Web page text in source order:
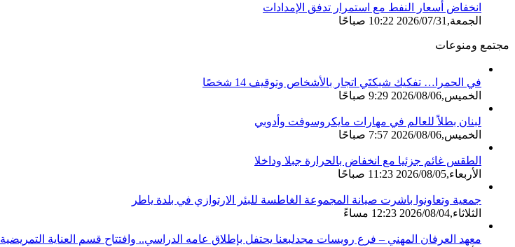
انخفاض أسعار النفط مع استمرار تدفق الإمدادات
الجمعة,2026/07/31 10:22 صباحًا
مجتمع ومنوعات
في الحمرا… تفكيك شبكتَي اتجار بالأشخاص وتوقيف 14 شخصًا
الخميس,2026/08/06 9:29 صباحًا
لبنان بطلاً للعالم في مهارات مايكروسوفت وأدوبي
الخميس,2026/08/06 7:57 صباحًا
الطقس غائم جزئيا مع انخفاض بالحرارة جبلا وداخلا
الأربعاء,2026/08/05 11:23 صباحًا
جمعية وتعاونوا باشرت صيانة المجموعة الغاطسة للبئر الارتوازي في بلدة ياطر
الثلاثاء,2026/08/04 12:23 مساءً
معهد العرفان المهني – فرع رويسات مجدلبعنا يحتفل بإطلاق عامه الدراسي.. وافتتاح قسم العناية التمريضية